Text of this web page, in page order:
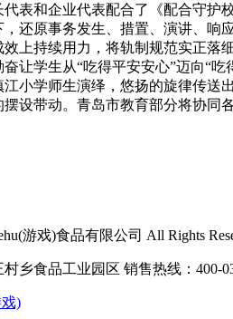
表和企业代表配合了《配合守
还原事务发生、措置、演讲、
上持续用力，将轨制规范实正落
让学生从“吃得平安安心”迈向“
小学师生演绎，悠扬的旋律传
设带动。青岛市教育部分将协同
游戏)食品有限公司 All Rights
乡食品工业园区 销售热线：400-
戏)